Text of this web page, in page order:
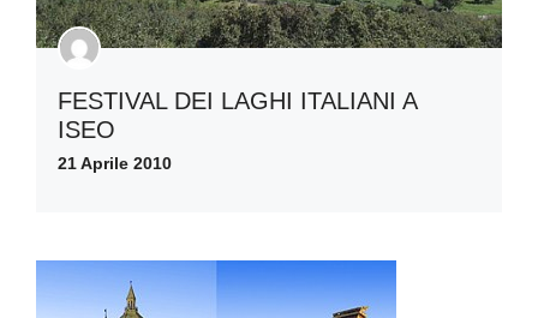
FESTIVAL DEI LAGHI ITALIANI A
ISEO
21 Aprile 2010